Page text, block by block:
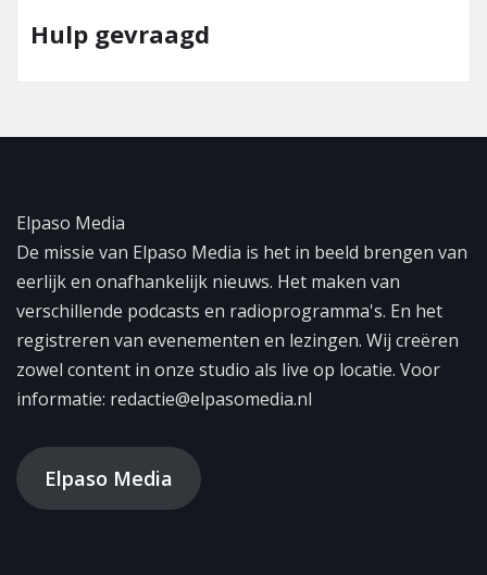
Hulp gevraagd
Elpaso Media
De missie van Elpaso Media is het in beeld brengen van
eerlijk en onafhankelijk nieuws. Het maken van
verschillende podcasts en radioprogramma's. En het
registreren van evenementen en lezingen. Wij creëren
zowel content in onze studio als live op locatie. Voor
informatie: redactie@elpasomedia.nl
Elpaso Media